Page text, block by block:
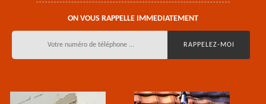
ON VOUS RAPPELLE IMMEDIATEMENT